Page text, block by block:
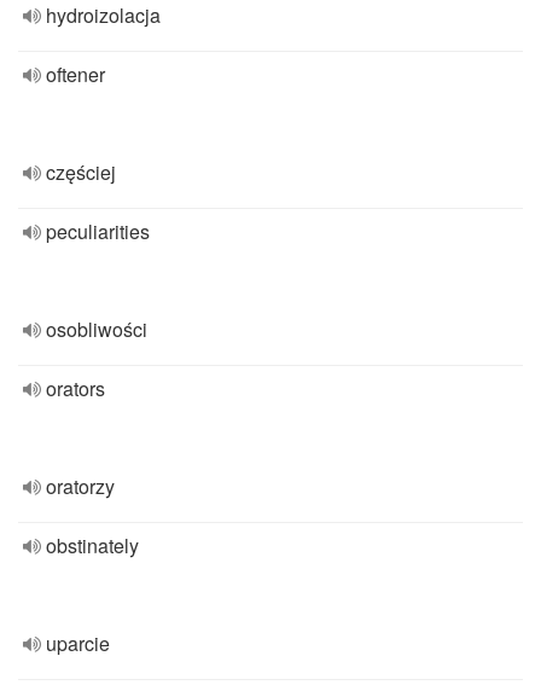
hydroizolacja
oftener
częściej
peculiarities
osobliwości
orators
oratorzy
obstinately
uparcie